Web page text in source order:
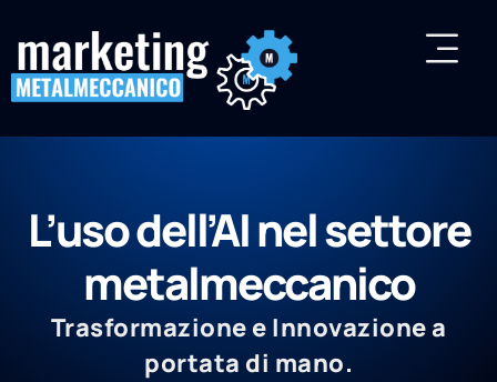
L’uso dell’AI nel settore
metalmeccanico
Trasformazione e Innovazione a
portata di mano.